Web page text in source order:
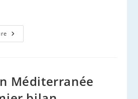
Campagne
D’été
Retour !
Méditerranée